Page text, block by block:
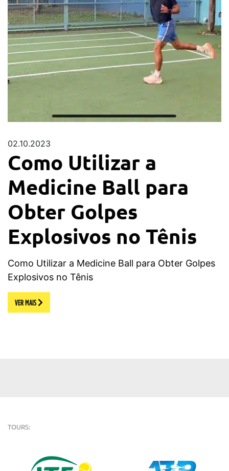
02.10.2023
Como Utilizar a
Medicine Ball para
Obter Golpes
Explosivos no Tênis
Como Utilizar a Medicine Ball para Obter Golpes
Explosivos no Tênis
VER MAIS
TOURS: